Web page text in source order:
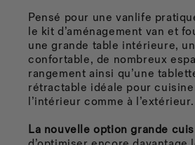
Pensé pour une vanlife
le kit d’aménagement van et
une grande table intérieure,
confortable, de nombreux
rangement ainsi qu’une
rétractable idéale pour
l’intérieur comme à l’extérieur.
La nouvelle option grande